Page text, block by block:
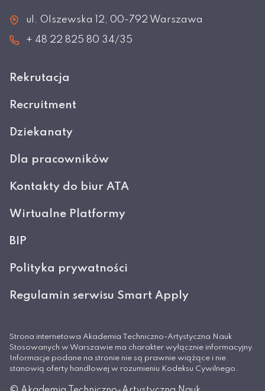
ul. Olszewska 12, 00-792 Warszawa
+ 48 22 825 80 34/35
Rekrutacja
Recruitment
Dziekanaty
Dla pracowników
Kontakty do biur ATA
Wirtualne Platformy
BIP
Polityka prywatności
Regulamin serwisu Smart Apply
Strona internetowa Akademia Techniczno-Artystyczna Nauk
Stosowanych w Warszawie ma charakter wyłącznie informacyjny.
Informacje podane na stronie nie są prawnie wiążące i nie
stanowią oferty handlowej w rozumieniu Kodeksu Cywilnego.